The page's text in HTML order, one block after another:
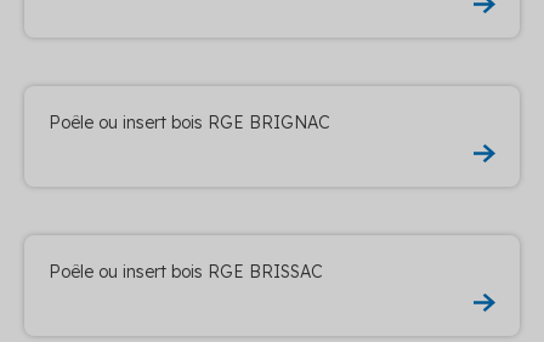
Poêle ou insert bois RGE BRIGNAC
Poêle ou insert bois RGE BRISSAC